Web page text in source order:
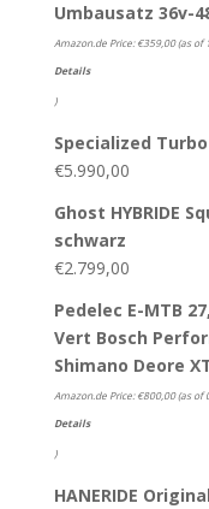
Umbausatz 36v-
Amazon.de Price:€359,00(as of
Details
)
Specialized
€5.990,00
Ghost HYBRIDE
schwarz
€2.799,00
Pedelec E-MTB
Vert Bosch
Shimano Deore
Amazon.de Price:€800,00(as of
Details
)
HANERIDE